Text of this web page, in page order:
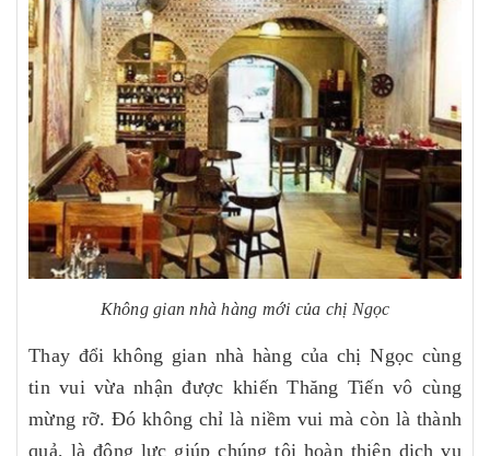
Không gian nhà hàng mới của chị Ngọc
Thay đổi không gian nhà hàng của chị Ngọc cùng
tin vui vừa nhận được khiến Thăng Tiến vô cùng
mừng rỡ. Đó không chỉ là niềm vui mà còn là thành
quả, là động lực giúp chúng tôi hoàn thiện dịch vụ